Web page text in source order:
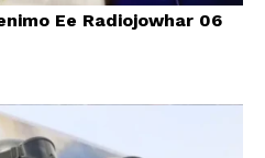
Ee Radiojowhar 06